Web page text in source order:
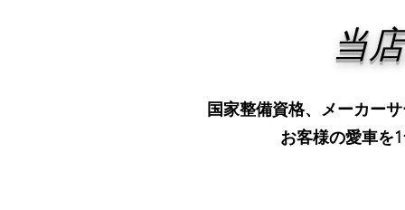
当
国家整備資格、メーカー
お客様の愛車を